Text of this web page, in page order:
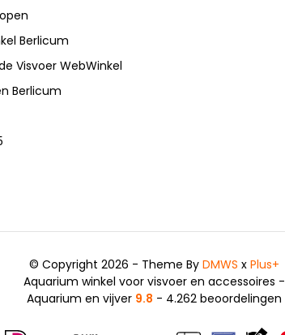
Berlicum
Visvoer WebWinkel
Berlicum
© Copyright 2026 - Theme ByDMWS xPlus+
Aquarium winkel voor visvoer en accessoires -
Aquarium en vijver 9.8 - 4.262 beoordelingen